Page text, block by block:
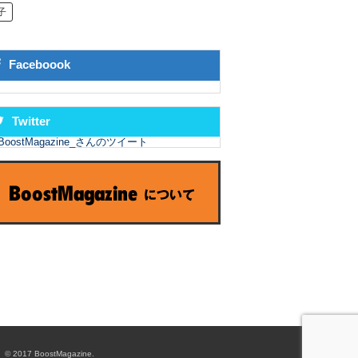
Faceboook
Twitter
さんのツイート
© 2017 BoostMagazine.